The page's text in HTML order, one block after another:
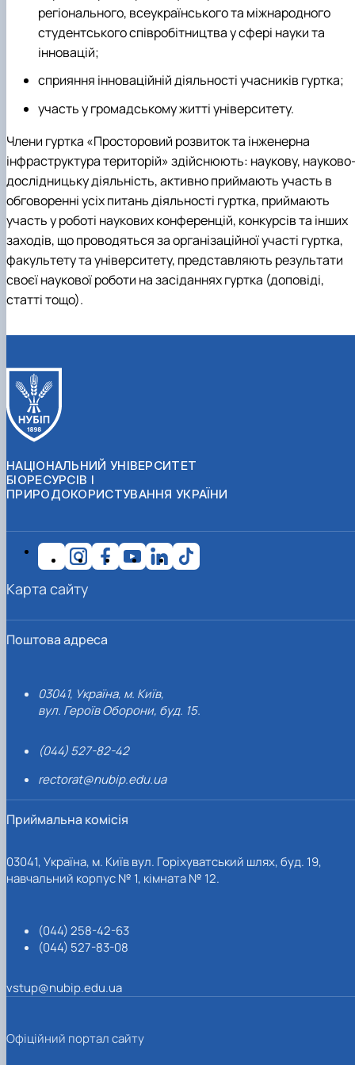
регіонального, всеукраїнського та міжнародного
студентського співробітництва у сфері науки та
інновацій;
сприяння інноваційній діяльності учасників гуртка;
участь у громадському житті університету.
Члени гуртка «Просторовий розвиток та інженерна
інфраструктура територій» здійснюють: наукову,
дослідницьку діяльність, активно приймають участь в
обговоренні усіх питань діяльності гуртка, приймають
участь у роботі наукових конференцій, конкурсів та інших
заходів, що проводяться за організаційної участі гуртка,
факультету та університету, представляють результати
своєї наукової роботи на засіданнях гуртка (доповіді,
статті тощо).
НАЦІОНАЛЬНИЙ УНІВЕРСИТЕТ
БІОРЕСУРСІВ І
ПРИРОДОКОРИСТУВАННЯ УКРАЇНИ
Поштова адреса
03041, Україна, м. Київ,
вул. Героїв Оборони, буд. 15.
(044) 527-82-42
rectorat@nubip.edu.ua
Приймальна комісія
03041, Україна, м. Київ вул. Горіхуватський шлях, буд. 19,
навчальний корпус № 1, кімната № 12.
(044) 258-42-63
(044) 527-83-08
vstup@nubip.edu.ua
Карта сайту
Офіційний портал сайту